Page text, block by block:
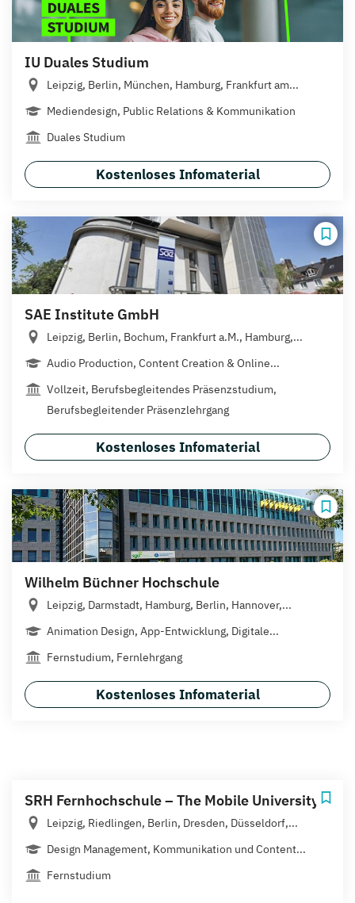
IU Duales Studium
Leipzig, Berlin, München, Hamburg, Frankfurt am...
Mediendesign, Public Relations & Kommunikation
Duales Studium
Kostenloses Infomaterial
SAE Institute GmbH
Leipzig, Berlin, Bochum, Frankfurt a.M., Hamburg,...
Audio Production, Content Creation & Online...
Vollzeit, Berufsbegleitendes Präsenzstudium,
Berufsbegleitender Präsenzlehrgang
Kostenloses Infomaterial
Wilhelm Büchner Hochschule
Leipzig, Darmstadt, Hamburg, Berlin, Hannover,...
Animation Design, App-Entwicklung, Digitale...
Fernstudium, Fernlehrgang
Kostenloses Infomaterial
SRH Fernhochschule – The Mobile University
Leipzig, Riedlingen, Berlin, Dresden, Düsseldorf,...
Design Management, Kommunikation und Content...
Fernstudium